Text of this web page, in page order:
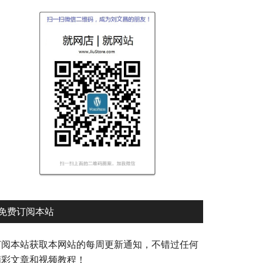
费订阅本站
本站获取本网站的每周更新通知，不错过任何
文章和视频教程！